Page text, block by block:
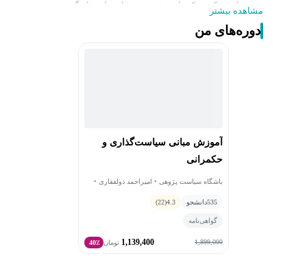
مدیره اندیشکده حکمرانی شریف، مشاور طرح بازنگری
قانون بانکداری کشور و طراح بازنگری وظایف "سازمان‌های
تخصصی کشور" (ذیل لایحه تدوین نظام تنظیم‌گری در هیئت
مشاهده بیشتر
دوره‌های من
آموزش مبانی سیاست‌گذاری و
حکمرانی
باشگاه سیاست پژوهی • امیراحمد ذولفقاری •
محمدصادق امامیان
535دانشجو 4.3
(22)
گواهی‌نامه
1,899,000
1,139,400 تومان 40٪